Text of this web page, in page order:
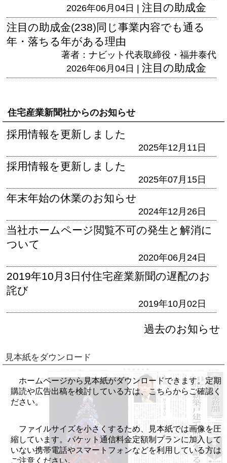
2026年06月04日 | 注目の助成金
注目の助成金(238)同じ事業内容でも通る
年・落ちる年がある理由
著者：ナビット代表取締役・福井泰代
2026年06月04日 | 注目の助成金
住宅産業新聞社からのお知らせ
採用情報を更新しました
2025年12月11日
採用情報を更新しました
2025年07月15日
年末年始の休業のお知らせ
2024年12月26日
当社ホームページ閲覧不可の発生と解消に
ついて
2020年06月24日
2019年10月3日付住宅産業新聞の遅配のお
詫び
2019年10月02日
過去のお知らせ
見本紙をダウンロード
ホームページから見本紙がダウンロードできます。定期
購読や広告出稿を検討している方は、こちらからご確認く
ださい。
ファイルサイズを小さくするため、見本紙では画像を圧
縮しています。パケット通信料金定額制プランに加入して
いない携帯電話やスマートフォンなどを利用している方は
ご注意ください。